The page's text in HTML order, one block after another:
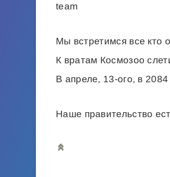
team
Мы встретимся все кто
К вратам Космозоо
В апреле, 13-ого, в 2084
Наше правительство